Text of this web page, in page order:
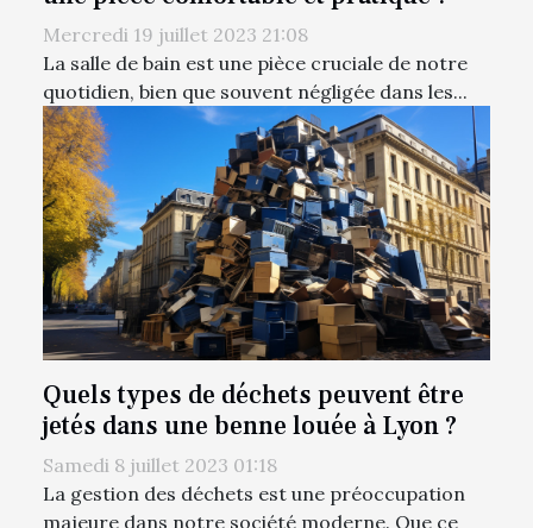
Mercredi 19 juillet 2023 21:08
La salle de bain est une pièce cruciale de notre
quotidien, bien que souvent négligée dans les...
Quels types de déchets peuvent être
jetés dans une benne louée à Lyon ?
Samedi 8 juillet 2023 01:18
La gestion des déchets est une préoccupation
majeure dans notre société moderne. Que ce